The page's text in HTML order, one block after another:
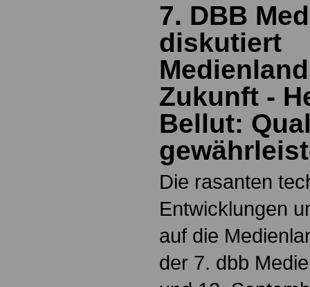
7. DBB
diskutiert
Zukunft -
Bellut:
Die rasanten
Entwicklungen
auf die
der 7. dbb